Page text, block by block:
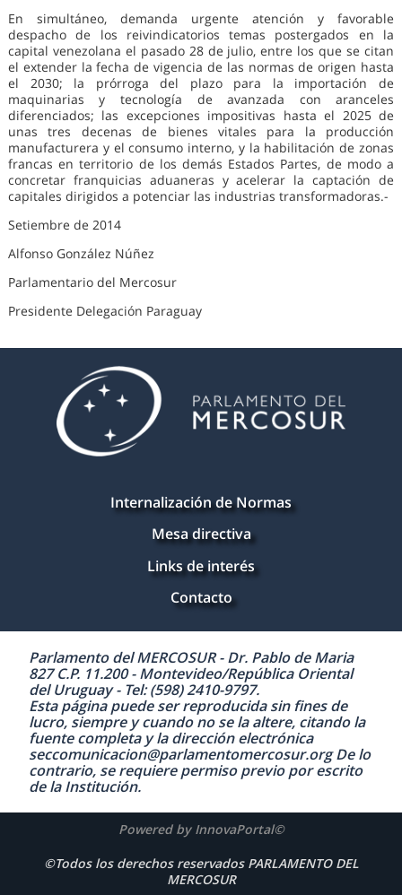
En simultáneo, demanda urgente atención y favorable
despacho de los reivindicatorios temas postergados en la
capital venezolana el pasado 28 de julio, entre los que se citan
el extender la fecha de vigencia de las normas de origen hasta
el 2030; la prórroga del plazo para la importación de
maquinarias y tecnología de avanzada con aranceles
diferenciados; las excepciones impositivas hasta el 2025 de
unas tres decenas de bienes vitales para la producción
manufacturera y el consumo interno, y la habilitación de zonas
francas en territorio de los demás Estados Partes, de modo a
concretar franquicias aduaneras y acelerar la captación de
capitales dirigidos a potenciar las industrias transformadoras.-
Setiembre de 2014
Alfonso González Núñez
Parlamentario del Mercosur
Presidente Delegación Paraguay
Internalización de Normas
Mesa directiva
Links de interés
Contacto
Parlamento del MERCOSUR - Dr. Pablo de Maria
827 C.P. 11.200 - Montevideo/República Oriental
del Uruguay - Tel: (598) 2410-9797.
Esta página puede ser reproducida sin fines de
lucro, siempre y cuando no se la altere, citando la
fuente completa y la dirección electrónica
seccomunicacion@parlamentomercosur.org De lo
contrario, se requiere permiso previo por escrito
de la Institución.
Powered by InnovaPortal©
©Todos los derechos reservados PARLAMENTO DEL
MERCOSUR